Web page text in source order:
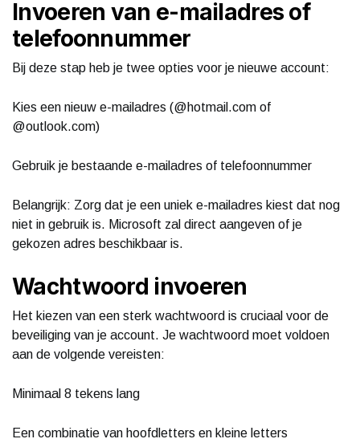
Invoeren van e-mailadres of
telefoonnummer
Bij deze stap heb je twee opties voor je nieuwe account:
Kies een nieuw e-mailadres (@hotmail.com of
@outlook.com)
Gebruik je bestaande e-mailadres of telefoonnummer
Belangrijk: Zorg dat je een uniek e-mailadres kiest dat nog
niet in gebruik is. Microsoft zal direct aangeven of je
gekozen adres beschikbaar is.
Wachtwoord invoeren
Het kiezen van een sterk wachtwoord is cruciaal voor de
beveiliging van je account. Je wachtwoord moet voldoen
aan de volgende vereisten:
Minimaal 8 tekens lang
Een combinatie van hoofdletters en kleine letters